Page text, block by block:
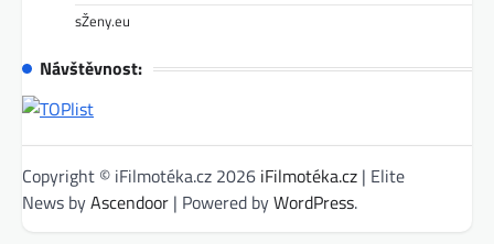
sŽeny.eu
Návštěvnost:
Copyright © iFilmotéka.cz 2026 iFilmotéka.cz | Elite
News byAscendoor | Powered byWordPress.